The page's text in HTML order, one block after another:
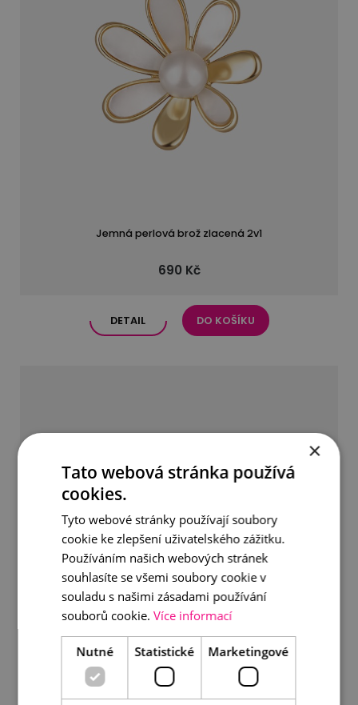
Jemná perlová brož zlacená 2v1
690 Kč
DETAIL DO KOŠÍKU
Něžná perlová brož 2v1
×
Tato webová stránka používá
cookies.
Tyto webové stránky používají soubory
cookie ke zlepšení uživatelského zážitku.
Používáním našich webových stránek
souhlasíte se všemi soubory cookie v
souladu s našimi zásadami používání
souborů cookie. Více informací
Nutné Statistické Marketingové